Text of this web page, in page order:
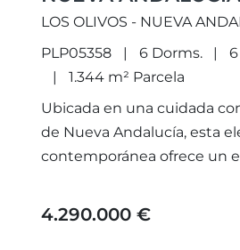
LOS OLIVOS - NUEVA
PLP05358
6 Dorms.
1.344 m² Parcela
Ubicada en una cuidada
de Nueva Andalucía, esta
contemporánea ofrece un
confort, en uno de los
4.290.000 €